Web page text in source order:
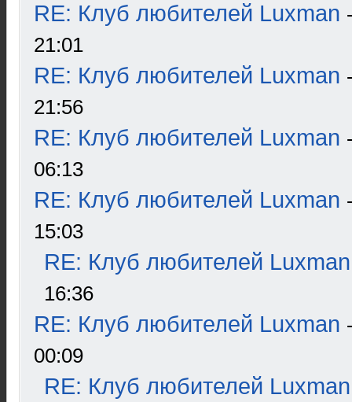
RE: Клуб любителей Luxman
21:01
RE: Клуб любителей Luxman
21:56
RE: Клуб любителей Luxman
06:13
RE: Клуб любителей Luxman
15:03
RE: Клуб любителей Luxman
16:36
RE: Клуб любителей Luxman
00:09
RE: Клуб любителей Luxman